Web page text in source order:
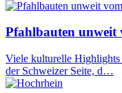
Pfahlbauten unweit
Viele kulturelle
der Schweizer Seite, d…